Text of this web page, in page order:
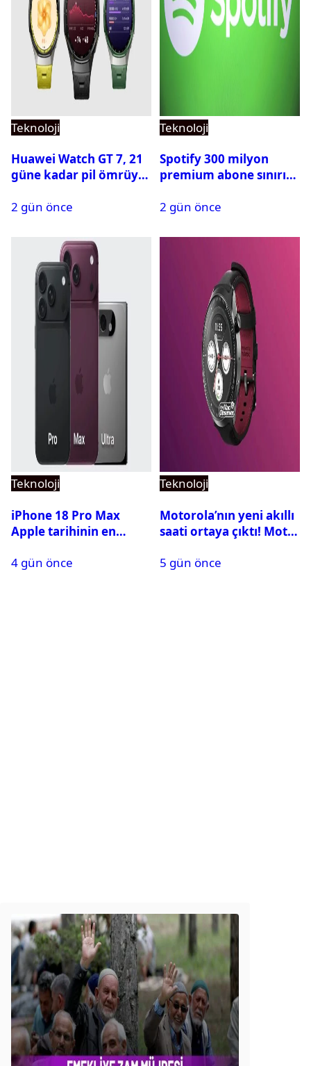
Teknoloji
Huawei Watch GT 7, 21
güne kadar pil ömrüyle
2 gün önce
Teknoloji
Spotify 300 milyon
premium abone sınırını
2 gün önce
Teknoloji
iPhone 18 Pro Max
Apple tarihinin en
4 gün önce
Teknoloji
Motorola’nın yeni akıllı
saati ortaya çıktı! Moto
görüntülendi
5 gün önce